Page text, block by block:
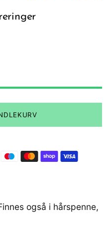
også i hårspenne,